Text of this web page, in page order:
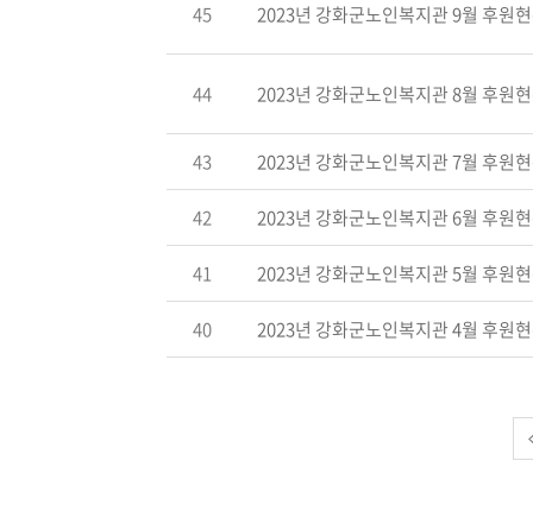
45 2023년 강화군노인복지관 9월 후원
44 2023년 강화군노인복지관 8월 후원
43 2023년 강화군노인복지관 7월 후원
42 2023년 강화군노인복지관 6월 후원
41 2023년 강화군노인복지관 5월 후원
40 2023년 강화군노인복지관 4월 후원